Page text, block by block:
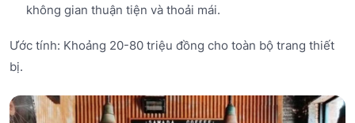
không gian thuận tiện và thoải mái.
Ước tính: Khoảng 20-80 triệu đồng cho toàn bộ trang thiết
bị.